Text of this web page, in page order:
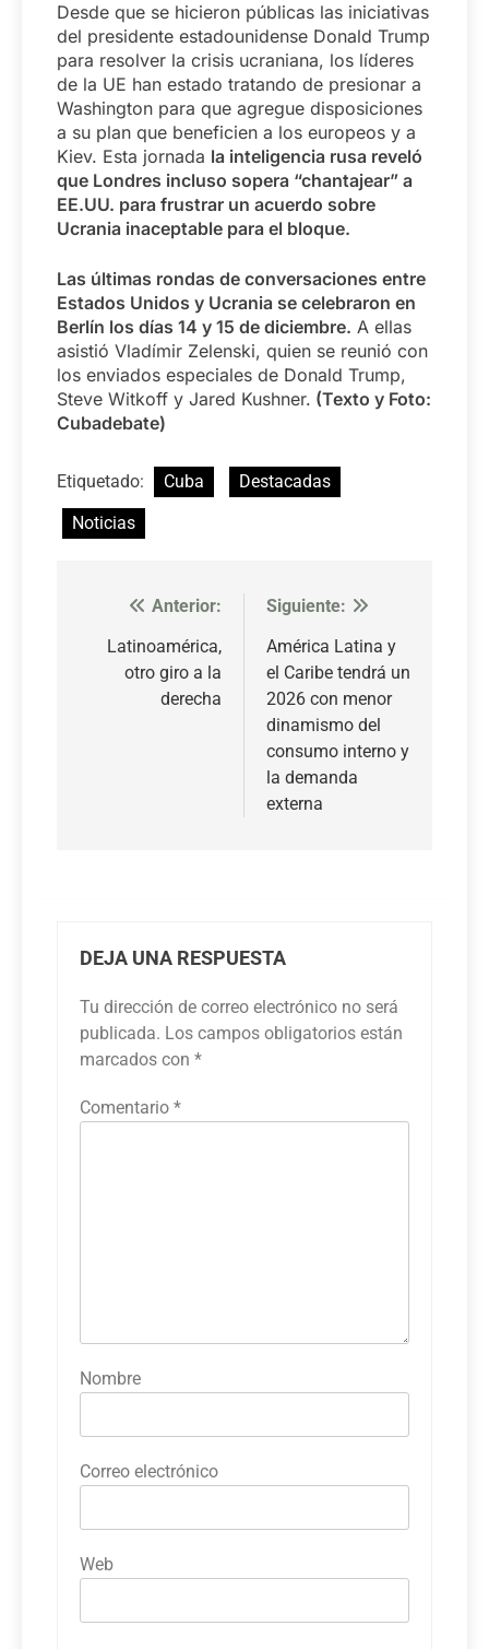
Desde que se hicieron públicas las iniciativas
del presidente estadounidense Donald Trump
para resolver la crisis ucraniana, los líderes
de la UE han estado tratando de presionar a
Washington para que agregue disposiciones
a su plan que beneficien a los europeos y a
Kiev. Esta jornada la inteligencia rusa reveló
que Londres incluso sopera “chantajear” a
EE.UU. para frustrar un acuerdo sobre
Ucrania inaceptable para el bloque.
Las últimas rondas de conversaciones entre
Estados Unidos y Ucrania se celebraron en
Berlín los días 14 y 15 de diciembre. A ellas
asistió Vladímir Zelenski, quien se reunió con
los enviados especiales de Donald Trump,
Steve Witkoff y Jared Kushner. (Texto y Foto:
Cubadebate)
Etiquetado: Cuba
Destacadas
Noticias
Navegación
entradas
Anterior:
Latinoamérica,
otro giro a la
derecha
Siguiente:
América Latina y
el Caribe tendrá un
2026 con menor
dinamismo del
consumo interno y
la demanda
externa
DEJA UNA RESPUESTA
Tu dirección de correo electrónico no será
publicada. Los campos obligatorios están
marcados con *
Comentario *
Nombre
Correo electrónico
Web